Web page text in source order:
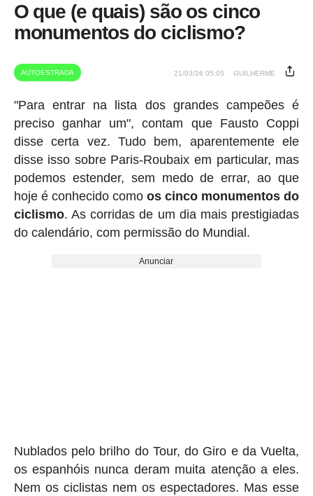
O que (e quais) são os cinco
monumentos do ciclismo?
AUTOESTRADA 21/03/26 05:05 GUILHERME
"Para entrar na lista dos grandes campeões é
preciso ganhar um", contam que Fausto Coppi
disse certa vez. Tudo bem, aparentemente ele
disse isso sobre Paris-Roubaix em particular, mas
podemos estender, sem medo de errar, ao que
hoje é conhecido comoos cinco monumentos do
ciclismo. As corridas de um dia mais prestigiadas
do calendário, com permissão do Mundial.
Anunciar
Nublados pelo brilho do Tour, do Giro e da Vuelta,
os espanhóis nunca deram muita atenção a eles.
Nem os ciclistas nem os espectadores. Mas esse